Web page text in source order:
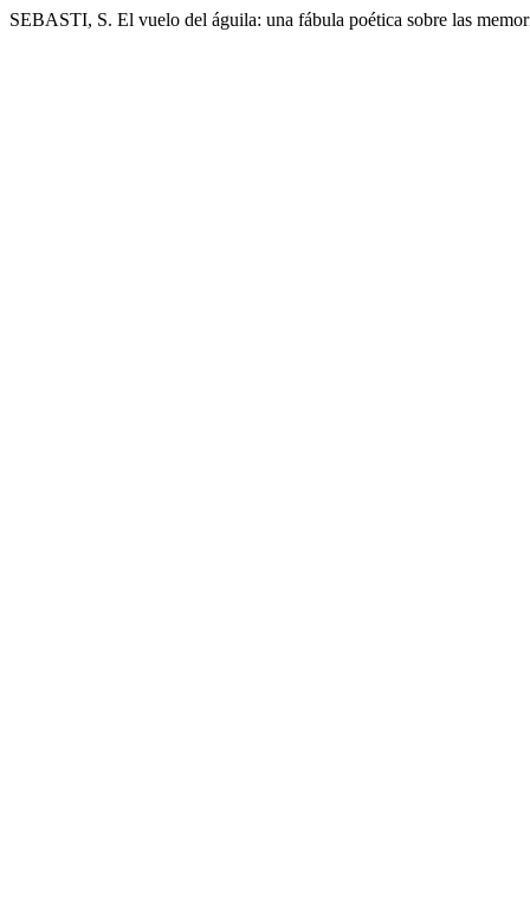
SEBASTI, S. El vuelo del águila: una fábula poética sobre las